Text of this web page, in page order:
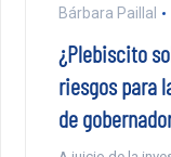
Bárbara Paillal
¿Plebiscito
riesgos para
de